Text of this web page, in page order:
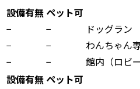
設備有無 ペット可
−
−
ドッグラン
−
−
わんちゃん
−
−
館内（ロビ
設備有無 ペット可